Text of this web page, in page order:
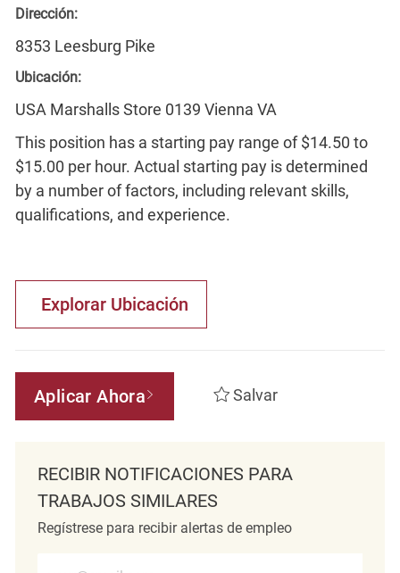
Dirección:
8353 Leesburg Pike
Ubicación:
USA Marshalls Store 0139 Vienna VA
This position has a starting pay range of $14.50 to
$15.00 per hour. Actual starting pay is determined
by a number of factors, including relevant skills,
qualifications, and experience.
Explorar Ubicación
Aplicar Ahora Salvar
RECIBIR NOTIFICACIONES PARA
TRABAJOS SIMILARES
Regístrese para recibir alertas de empleo